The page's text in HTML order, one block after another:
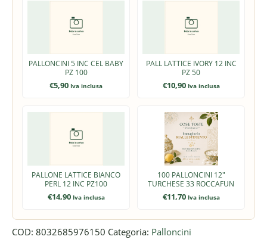
PALLONCINI 5 INC CEL BABY
PZ 100
€5,90 Iva inclusa
PALL LATTICE IVORY 12 INC
PZ 50
€10,90 Iva inclusa
PALLONE LATTICE BIANCO
PERL 12 INC PZ100
€14,90 Iva inclusa
100 PALLONCINI 12"
TURCHESE 33 ROCCAFUN
€11,70 Iva inclusa
COD: 8032685976150 Categoria: Palloncini